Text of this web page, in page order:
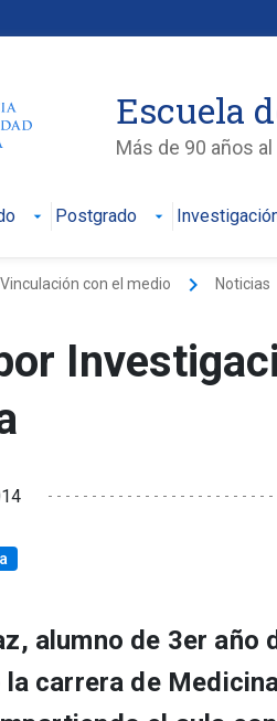
Escuela
Más de 90 años
Postgrado
con el medio keyboard_arrow_right Noticias
alumno de 3er año
carrera de